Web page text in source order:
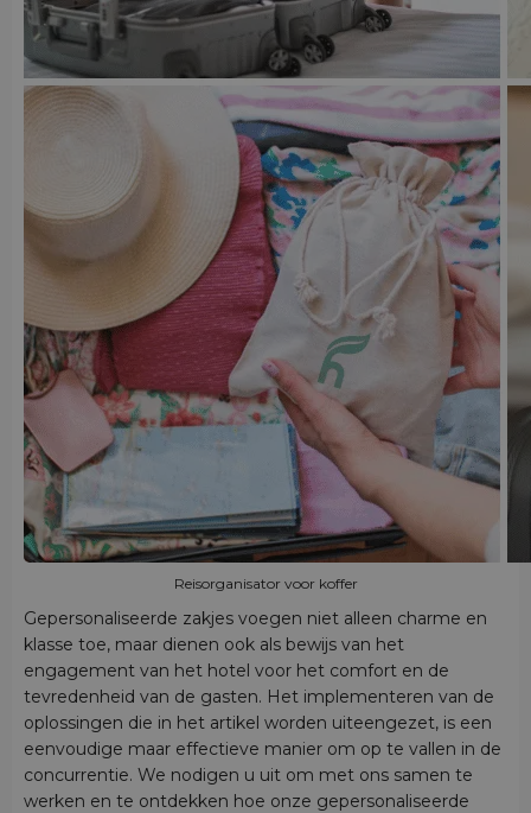
Reisorganisator voor koffer
Gepersonaliseerde zakjes voegen niet alleen charme en
klasse toe, maar dienen ook als bewijs van het
engagement van het hotel voor het comfort en de
tevredenheid van de gasten. Het implementeren van de
oplossingen die in het artikel worden uiteengezet, is een
eenvoudige maar effectieve manier om op te vallen in de
concurrentie. We nodigen u uit om met ons samen te
werken en te ontdekken hoe onze gepersonaliseerde